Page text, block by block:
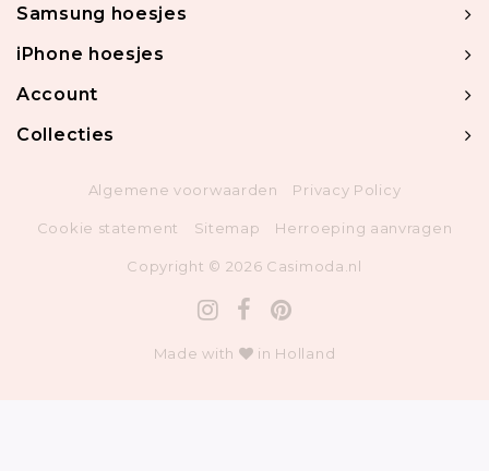
Samsung hoesjes
iPhone hoesjes
Account
Collecties
Algemene voorwaarden Privacy Policy
Cookie statement Sitemap Herroeping aanvragen
Copyright © 2026 Casimoda.nl
Made with in Holland